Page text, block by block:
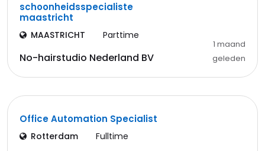
schoonheidsspecialiste
maastricht
MAASTRICHT Parttime
No-hairstudio Nederland BV
1 maand
geleden
Office Automation Specialist
Rotterdam Fulltime